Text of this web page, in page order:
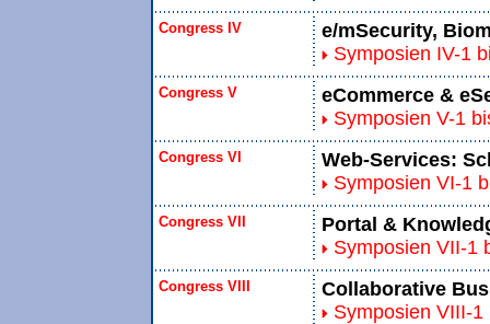
Congress IV
e/mSecurity,
Symposien IV-1
Congress V
eCommerce &
Symposien V-1
Congress VI
Web-Services:
Symposien VI-1
Congress VII
Portal &
Symposien VII-1
Congress VIII
Collaborative
Symposien VIII-1